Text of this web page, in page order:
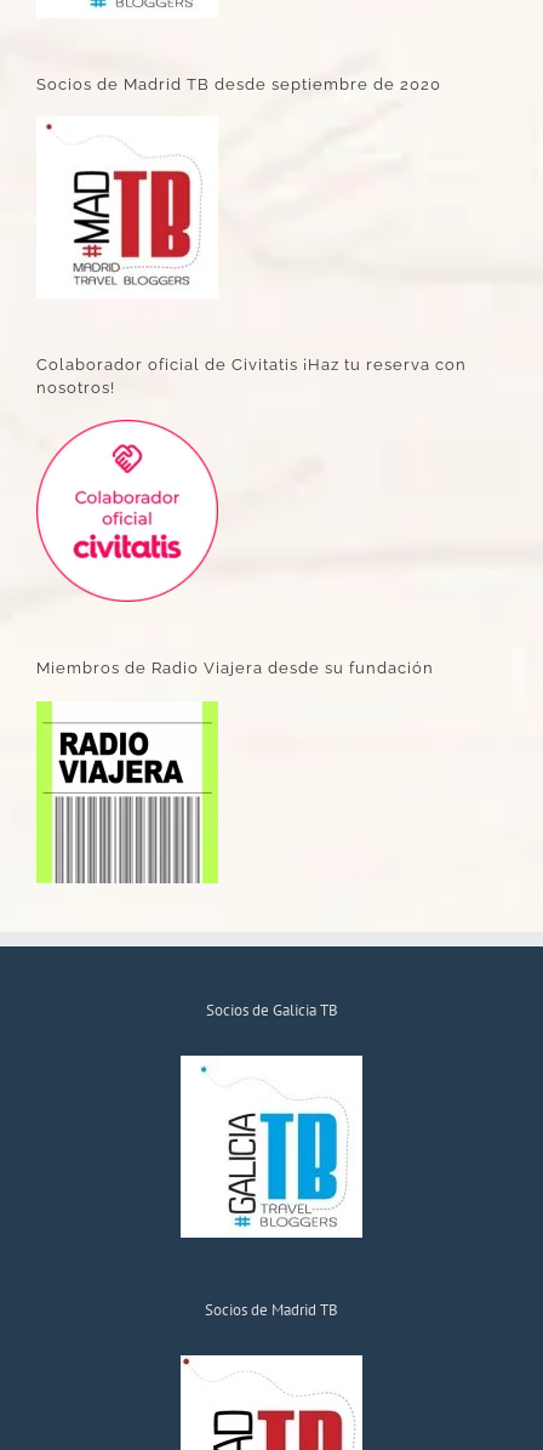
Socios de Madrid TB desde septiembre de 2020
Colaborador oficial de Civitatis ¡Haz tu reserva con
nosotros!
Miembros de Radio Viajera desde su fundación
Socios de Galicia TB
Socios de Madrid TB